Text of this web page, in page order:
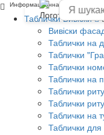
Таблички Вивіски
Вивіски
Таблички на
Таблички
Таблички
Таблички на
Таблички
Таблички
Таблички на
Таблички
Информационная табличка